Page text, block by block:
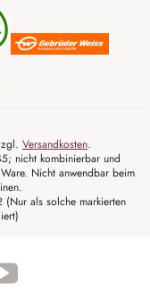
Versandkosten.
nicht kombinierbar und
Nicht anwendbar beim
(Nur als solche markierten